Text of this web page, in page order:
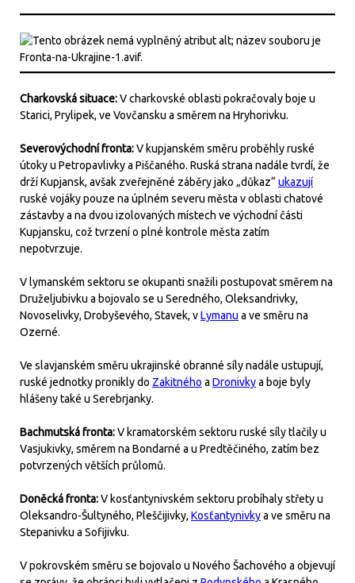
Charkovská situace:V charkovské oblasti pokračovaly boje u
Starici, Prylipek, ve Vovčansku a směrem na Hryhorivku.
Severovýchodní fronta:V kupjanském směru proběhly ruské
útoky u Petropavlivky a Piščaného. Ruská strana nadále tvrdí, že
drží Kupjansk, avšak zveřejněné záběry jako „důkaz“ ukazují
ruské vojáky pouze na úplném severu města v oblasti chatové
zástavby a na dvou izolovaných místech ve východní části
Kupjansku, což tvrzení o plné kontrole města zatím
nepotvrzuje.
V lymanském sektoru se okupanti snažili postupovat směrem na
Druželjubivku a bojovalo se u Seredného, Oleksandrivky,
Novoselivky, Drobyševého, Stavek, vLymanu a ve směru na
Ozerné.
Ve slavjanském směru ukrajinské obranné síly nadále ustupují,
ruské jednotky pronikly do Zakitného a Dronivkya boje byly
hlášeny také u Serebrjanky.
Bachmutská fronta:V kramatorském sektoru ruské síly tlačily u
Vasjukivky, směrem na Bondarné a u Predtěčiného, zatím bez
potvrzených větších průlomů.
Doněcká fronta:V kosťantynivském sektoru probíhaly střety u
Oleksandro-Šultyného, Pleščijivky, Kosťantynivkya ve směru na
Stepanivku a Sofijivku.
V pokrovském směru se bojovalo u Nového Šachového a objevují